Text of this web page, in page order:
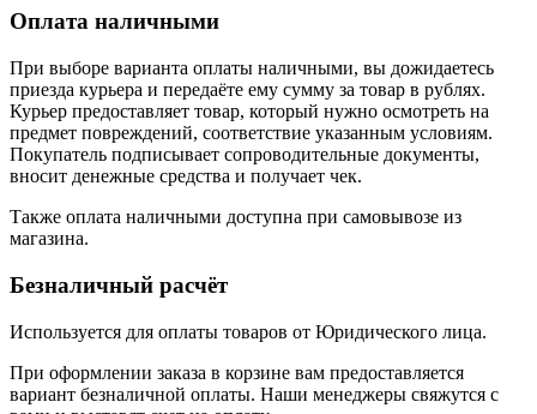
Оплата наличными
При выборе варианта оплаты наличными, вы дожидаетесь
приезда курьера и передаёте ему сумму за товар в рублях.
Курьер предоставляет товар, который нужно осмотреть на
предмет повреждений, соответствие указанным условиям.
Покупатель подписывает сопроводительные документы,
вносит денежные средства и получает чек.
Также оплата наличными доступна при самовывозе из
магазина.
Безналичный расчёт
Используется для оплаты товаров от Юридического лица.
При оформлении заказа в корзине вам предоставляется
вариант безналичной оплаты. Наши менеджеры свяжутся с